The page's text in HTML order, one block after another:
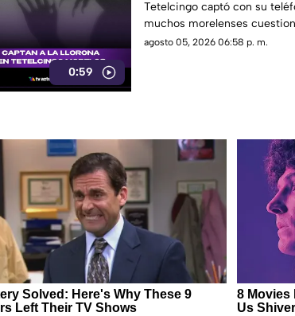
0:59
estremecen las redes
Tetelcingo captó con su
muchos morelenses
que se han contado de
agosto 05, 2026 06:58 p. m.